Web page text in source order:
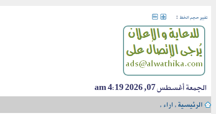
تغيير حجم الخط :
الجمعة أغسطس 07, 2026 4:19 am
الرئيسية›اراء›